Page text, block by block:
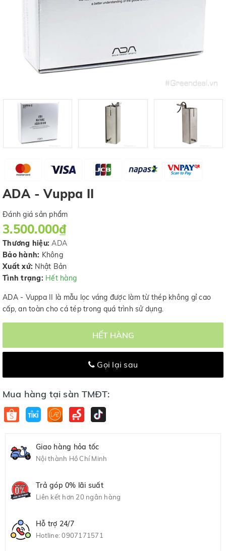
ADA - Vuppa II
Đánh giá sản phẩm
3.500.000₫
Thương hiệu: ADA
Bảo hành: Không
Xuất xứ: Nhật Bản
Tình trạng: Hết hàng
ADA - Vuppa II là mẫu lọc váng được làm từ thép không gỉ cao
cấp, an toàn cho cá tép trong quá trình sử dụng.
HẾT HÀNG
Gọi lại sau
Mua hàng tại sàn TMĐT:
Giao hàng hỏa tốc
Nội thành Hồ Chí Minh
Trả góp 0% lãi suất
Liên kết hơn 20 ngân hàng
Hỗ trợ 24/7
Hotline:0907171571